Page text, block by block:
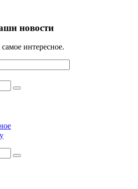
новости
интересное.